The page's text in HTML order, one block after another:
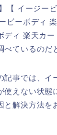
【 イージー
ビーボディ
ディ 楽天カ
べているのだ
記事では、イ
使えない状態
と解決方法を